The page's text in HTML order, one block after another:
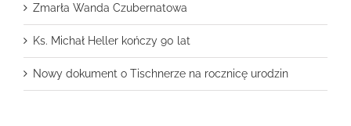
Zmarła Wanda Czubernatowa
Ks. Michał Heller kończy 90 lat
Nowy dokument o Tischnerze na rocznicę urodzin